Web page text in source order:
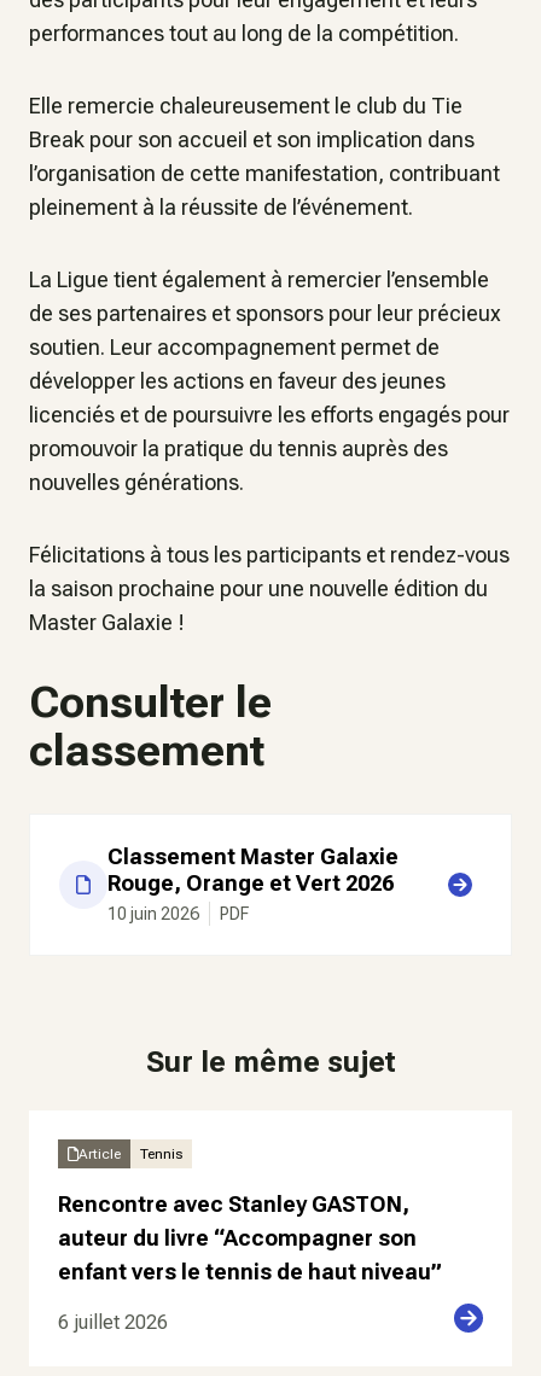
performances tout au long de la compétition.
Elle remercie chaleureusement le club du Tie
Break pour son accueil et son implication dans
l’organisation de cette manifestation, contribuant
pleinement à la réussite de l’événement.
La Ligue tient également à remercier l’ensemble
de ses partenaires et sponsors pour leur précieux
soutien. Leur accompagnement permet de
développer les actions en faveur des jeunes
licenciés et de poursuivre les efforts engagés pour
promouvoir la pratique du tennis auprès des
nouvelles générations.
Félicitations à tous les participants et rendez-vous
la saison prochaine pour une nouvelle édition du
Master Galaxie !
Consulter le
classement
Classement Master Galaxie
Rouge, Orange et Vert 2026
10 juin 2026 PDF
Sur le même sujet
Article Tennis
Rencontre avec Stanley GASTON,
auteur du livre “Accompagner son
enfant vers le tennis de haut niveau”
6 juillet 2026